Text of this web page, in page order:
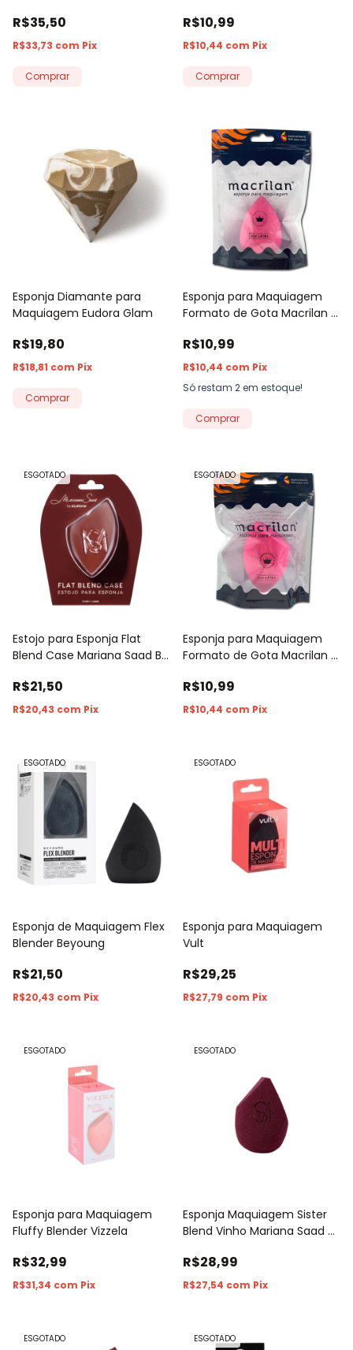
R$35,50
R$33,73 com Pix
R$10,99
R$10,44 com Pix
Esponja Diamante para
Maquiagem Eudora Glam
R$19,80
R$18,81 com Pix
Esponja para Maquiagem
Formato de Gota Macrilan -
R$10,99
R$10,44 com Pix
Só restam 2em estoque!
ESGOTADO
Estojo para Esponja Flat
Blend Case Mariana Saad By
R$21,50
R$20,43 com Pix
ESGOTADO
Esponja para Maquiagem
Formato de Gota Macrilan -
R$10,99
R$10,44 com Pix
ESGOTADO
Esponja de Maquiagem Flex
Blender Beyoung
R$21,50
R$20,43 com Pix
ESGOTADO
Esponja para Maquiagem
Vult
R$29,25
R$27,79 com Pix
ESGOTADO
Esponja para Maquiagem
Fluffy Blender Vizzela
R$32,99
R$31,34 com Pix
ESGOTADO
Esponja Maquiagem Sister
Blend Vinho Mariana Saad By
R$28,99
R$27,54 com Pix
ESGOTADO ESGOTADO